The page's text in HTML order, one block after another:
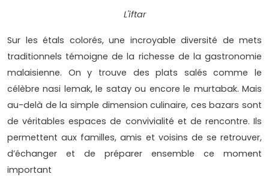
L'iftar
Sur les étals colorés, une incroyable diversité de mets
traditionnels témoigne de la richesse de la gastronomie
malaisienne. On y trouve des plats salés comme le
célèbre nasi lemak, le satay ou encore le murtabak. Mais
au-delà de la simple dimension culinaire, ces bazars sont
de véritables espaces de convivialité et de rencontre. Ils
permettent aux familles, amis et voisins de se retrouver,
d’échanger et de préparer ensemble ce moment
important